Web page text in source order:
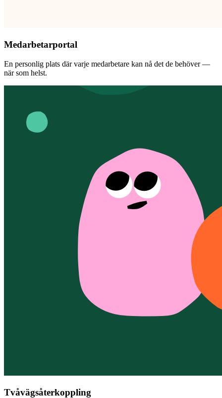
Medarbetarportal
En personlig plats där varje medarbetare kan nå det de behöver —
när som helst.
Tvåvägsåterkoppling